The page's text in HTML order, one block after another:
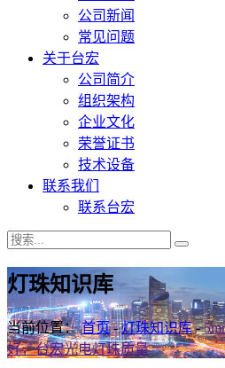
公司新闻
常见问题
关于台宏
公司简介
组织架构
企业文化
荣誉证书
技术设备
联系我们
联系台宏
灯珠知识库
当前位置：首页-灯珠知识库-
好，台宏光电灯珠质量